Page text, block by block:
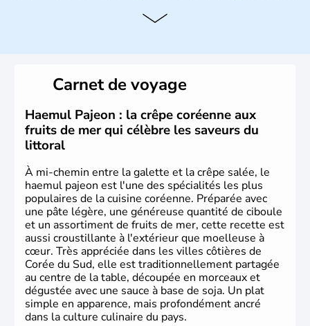
Histoire et administration
christianisme et le bouddhisme en sont les deux
principales religions. Ce pays partage sa culture avec la
Corée du Nord. Les Jeux Olympiques s’y sont déroulés en
1988, de même que la Coupe du Monde de football en
2002, en collaboration avec le Japon.
Carnet de voyage
Haemul Pajeon : la crêpe coréenne aux
fruits de mer qui célèbre les saveurs du
littoral
À mi-chemin entre la galette et la crêpe salée, le
haemul pajeon est l'une des spécialités les plus
populaires de la cuisine coréenne. Préparée avec
une pâte légère, une généreuse quantité de ciboule
et un assortiment de fruits de mer, cette recette est
aussi croustillante à l'extérieur que moelleuse à
cœur. Très appréciée dans les villes côtières de
Corée du Sud, elle est traditionnellement partagée
au centre de la table, découpée en morceaux et
dégustée avec une sauce à base de soja. Un plat
simple en apparence, mais profondément ancré
dans la culture culinaire du pays.